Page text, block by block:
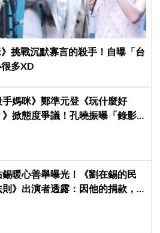
挑戰沉默寡言的殺手！自曝「台
多XD
手媽咪》鄭準元登《玩什麼好
》掀態度爭議！孔曉振曝「錄影
錫暖心善舉曝光！《劉在錫的民
則》出演者透露：因他的捐款，